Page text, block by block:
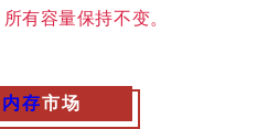
所有容量保持不变。
内存市场